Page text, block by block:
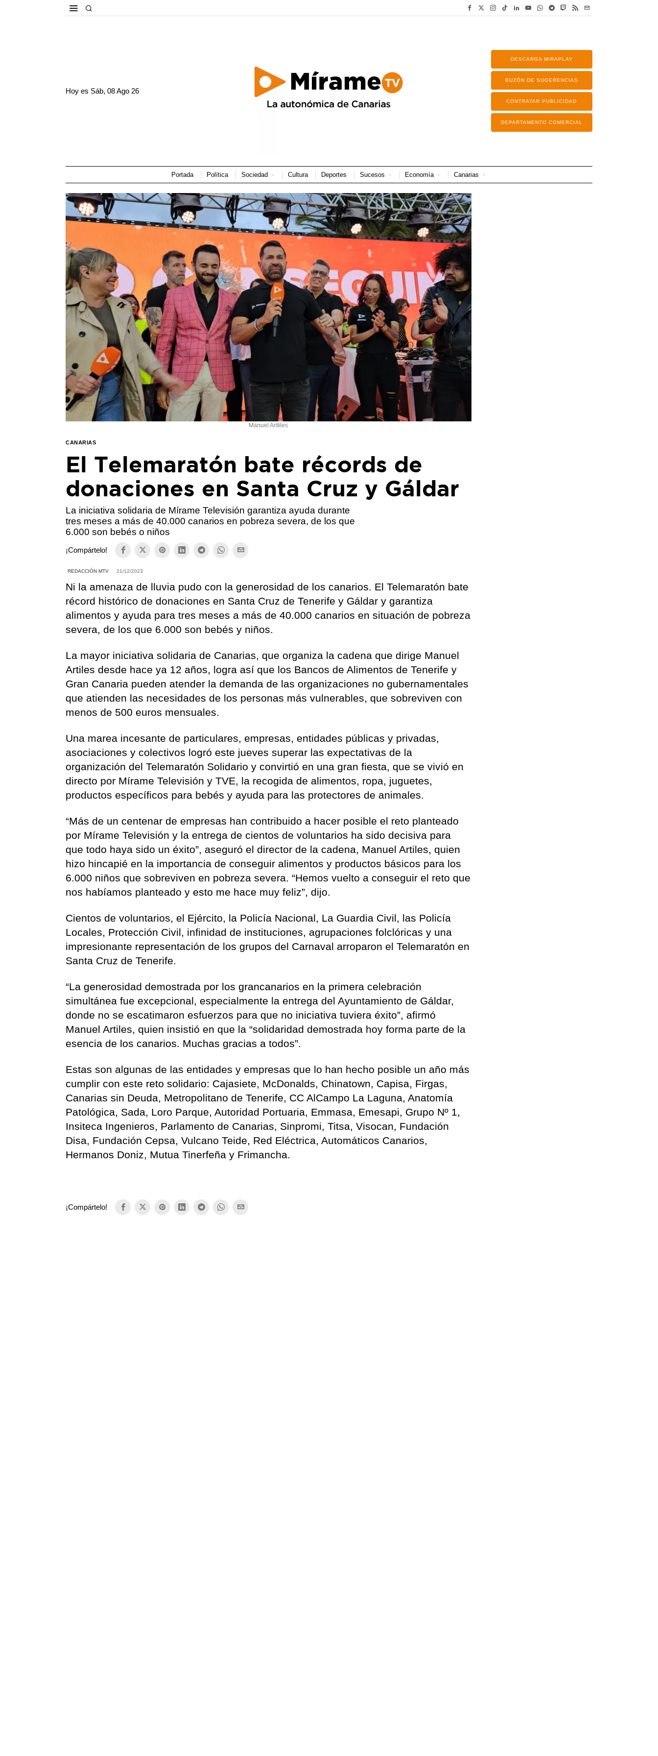
Hoy es Sáb, 08 Ago 26
DESCARGA MIRAPLAY
BUZÓN DE SUGERENCIAS
CONTRATAR PUBLICIDAD
DEPARTAMENTO COMERCIAL
Portada Política Sociedad Cultura Deportes Sucesos Economía Canarias
Manuel Aritiles
CANARIAS
El Telemaratón bate récords de
donaciones en Santa Cruz y Gáldar
La iniciativa solidaria de Mírame Televisión garantiza ayuda durante
tres meses a más de 40.000 canarios en pobreza severa, de los que
6.000 son bebés o niños
¡Compártelo!
REDACCIÓN MTV 21/12/2023
Ni la amenaza de lluvia pudo con la generosidad de los canarios. El Telemaratón bate
récord histórico de donaciones en Santa Cruz de Tenerife y Gáldar y garantiza
alimentos y ayuda para tres meses a más de 40.000 canarios en situación de pobreza
severa, de los que 6.000 son bebés y niños.
La mayor iniciativa solidaria de Canarias, que organiza la cadena que dirige Manuel
Artiles desde hace ya 12 años, logra así que los Bancos de Alimentos de Tenerife y
Gran Canaria pueden atender la demanda de las organizaciones no gubernamentales
que atienden las necesidades de los personas más vulnerables, que sobreviven con
menos de 500 euros mensuales.
Una marea incesante de particulares, empresas, entidades públicas y privadas,
asociaciones y colectivos logró este jueves superar las expectativas de la
organización del Telemaratón Solidario y convirtió en una gran fiesta, que se vivió en
directo por Mírame Televisión y TVE, la recogida de alimentos, ropa, juguetes,
productos específicos para bebés y ayuda para las protectores de animales.
“Más de un centenar de empresas han contribuido a hacer posible el reto planteado
por Mírame Televisión y la entrega de cientos de voluntarios ha sido decisiva para
que todo haya sido un éxito”, aseguró el director de la cadena, Manuel Artiles, quien
hizo hincapié en la importancia de conseguir alimentos y productos básicos para los
6.000 niños que sobreviven en pobreza severa. “Hemos vuelto a conseguir el reto que
nos habíamos planteado y esto me hace muy feliz”, dijo.
Cientos de voluntarios, el Ejército, la Policía Nacional, La Guardia Civil, las Policía
Locales, Protección Civil, infinidad de instituciones, agrupaciones folclóricas y una
impresionante representación de los grupos del Carnaval arroparon el Telemaratón en
Santa Cruz de Tenerife.
“La generosidad demostrada por los grancanarios en la primera celebración
simultánea fue excepcional, especialmente la entrega del Ayuntamiento de Gáldar,
donde no se escatimaron esfuerzos para que no iniciativa tuviera éxito”, afirmó
Manuel Artiles, quien insistió en que la “solidaridad demostrada hoy forma parte de la
esencia de los canarios. Muchas gracias a todos”.
Estas son algunas de las entidades y empresas que lo han hecho posible un año más
cumplir con este reto solidario: Cajasiete, McDonalds, Chinatown, Capisa, Firgas,
Canarias sin Deuda, Metropolitano de Tenerife, CC AlCampo La Laguna, Anatomía
Patológica, Sada, Loro Parque, Autoridad Portuaria, Emmasa, Emesapi, Grupo Nº 1,
Insiteca Ingenieros, Parlamento de Canarias, Sinpromi, Titsa, Visocan, Fundación
Disa, Fundación Cepsa, Vulcano Teide, Red Eléctrica, Automáticos Canarios,
Hermanos Doniz, Mutua Tinerfeña y Frimancha.
¡Compártelo!